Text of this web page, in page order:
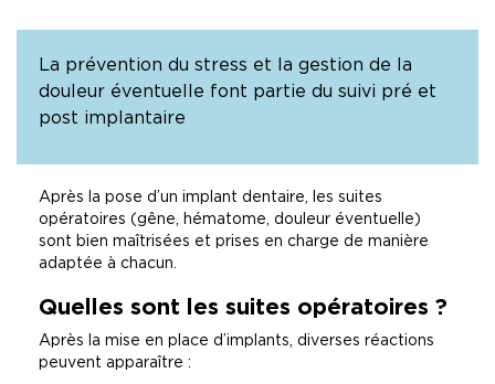
La prévention du stress et la gestion de la
douleur éventuelle font partie du suivi pré et
post implantaire
Après la pose d’un implant dentaire, les suites
opératoires (gêne, hématome, douleur éventuelle)
sont bien maîtrisées et prises en charge de manière
adaptée à chacun.
Quelles sont les suites opératoires ?
Après la mise en place d’implants, diverses réactions
peuvent apparaître :